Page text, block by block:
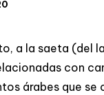
a la saeta (del
con
árabes que